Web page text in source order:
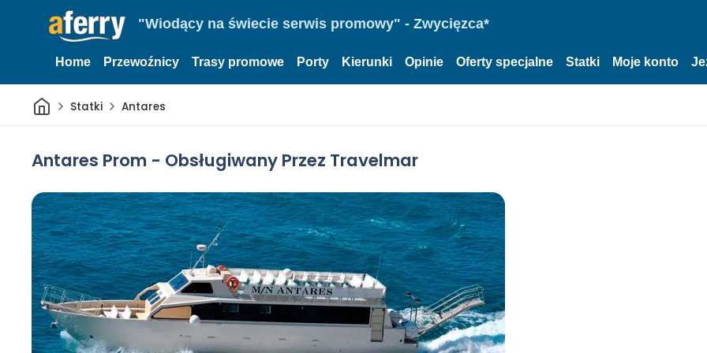
"Wiodący na świecie serwis promowy" - Zwycięzca*
Home Przewoźnicy Trasy promowe Porty Kierunki Opinie Oferty specjalne Statki Moje konto
DomStatki Antares
Antares Prom - Obsługiwany Przez Travelmar